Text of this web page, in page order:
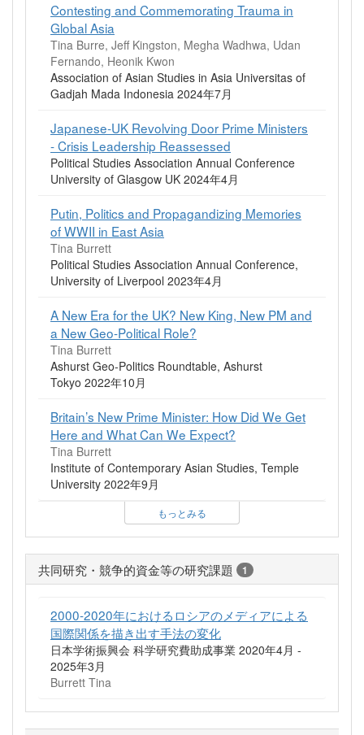
Contesting and Commemorating Trauma in
Global Asia
Tina Burre, Jeff Kingston, Megha Wadhwa, Udan
Fernando, Heonik Kwon
Association of Asian Studies in Asia Universitas of
Gadjah Mada Indonesia 2024年7月
Japanese-UK Revolving Door Prime Ministers
- Crisis Leadership Reassessed
Political Studies Association Annual Conference
University of Glasgow UK 2024年4月
Putin, Politics and Propagandizing Memories
of WWII in East Asia
Tina Burrett
Political Studies Association Annual Conference,
University of Liverpool 2023年4月
A New Era for the UK? New King, New PM and
a New Geo-Political Role?
Tina Burrett
Ashurst Geo-Politics Roundtable, Ashurst
Tokyo 2022年10月
Britain’s New Prime Minister: How Did We Get
Here and What Can We Expect?
Tina Burrett
Institute of Contemporary Asian Studies, Temple
University 2022年9月
もっとみる
共同研究・競争的資金等の研究課題 1
2000-2020年におけるロシアのメディアによる
国際関係を描き出す手法の変化
日本学術振興会 科学研究費助成事業 2020年4月 -
2025年3月
Burrett Tina